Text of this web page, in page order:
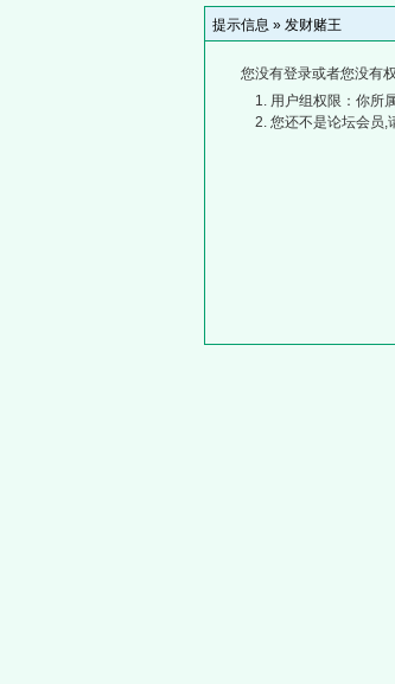
提示信息 » 发财赌王
您没有登录或者您没有
用户组权限：你所
您还不是论坛会员,